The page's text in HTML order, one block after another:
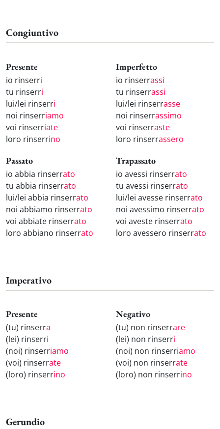
Congiuntivo
Presente
io rinserri
tu rinserri
lui/lei rinserri
noi rinserriamo
voi rinserriate
loro rinserrino
Imperfetto
io rinserrassi
tu rinserrassi
lui/lei rinserrasse
noi rinserrassimo
voi rinserraste
loro rinserrassero
Passato
io abbia rinserrato
tu abbia rinserrato
lui/lei abbia rinserrato
noi abbiamo rinserrato
voi abbiate rinserrato
loro abbiano rinserrato
Trapassato
io avessi rinserrato
tu avessi rinserrato
lui/lei avesse rinserrato
noi avessimo rinserrato
voi aveste rinserrato
loro avessero rinserrato
Imperativo
Presente
(tu) rinserra
(lei) rinserri
(noi) rinserriamo
(voi) rinserrate
(loro) rinserrino
Negativo
(tu) non rinserrare
(lei) non rinserri
(noi) non rinserriamo
(voi) non rinserrate
(loro) non rinserrino
Gerundio